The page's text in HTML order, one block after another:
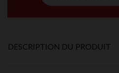
DESCRIPTION DU PRODUIT